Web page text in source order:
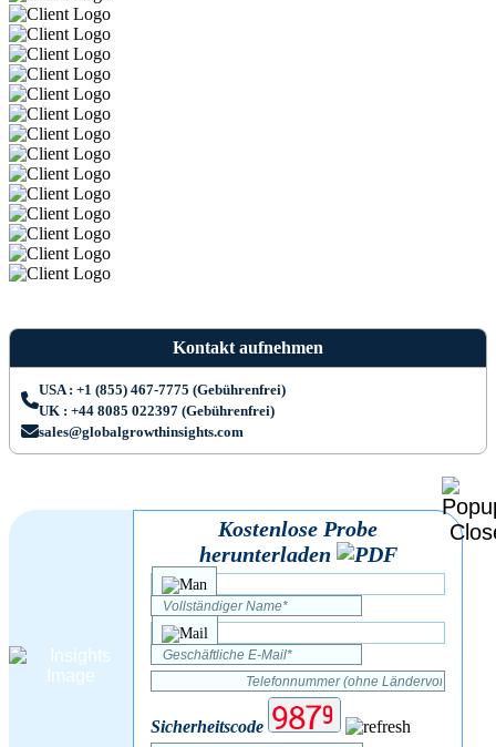
Kontakt aufnehmen
USA : +1 (855) 467-7775 (Gebührenfrei)
UK : +44 8085 022397 (Gebührenfrei)
sales@globalgrowthinsights.com
Kostenlose Probe
herunterladen
Sicherheitscode